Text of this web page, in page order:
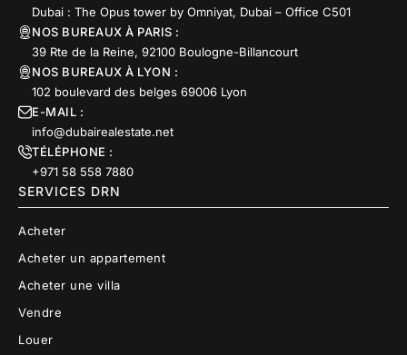
Dubai : The Opus tower by Omniyat, Dubai – Office C501
NOS BUREAUX À PARIS :
39 Rte de la Reine, 92100 Boulogne-Billancourt
NOS BUREAUX À LYON :
102 boulevard des belges 69006 Lyon
E-MAIL :
info@dubairealestate.net
TÉLÉPHONE :
+971 58 558 7880
SERVICES DRN
Acheter
Acheter un appartement
Acheter une villa
Vendre
Louer